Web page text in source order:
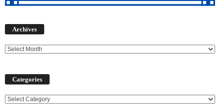
Archives
Categories
Categories